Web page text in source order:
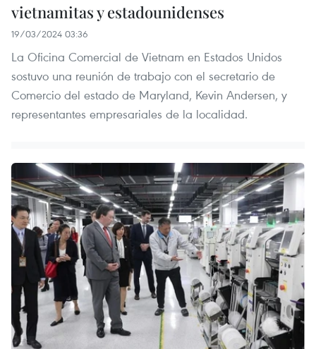
vietnamitas y estadounidenses
19/03/2024 03:36
La Oficina Comercial de Vietnam en Estados Unidos
sostuvo una reunión de trabajo con el secretario de
Comercio del estado de Maryland, Kevin Andersen, y
representantes empresariales de la localidad.